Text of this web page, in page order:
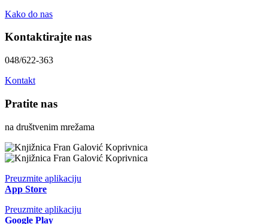
Kako do nas
Kontaktirajte nas
048/622-363
Kontakt
Pratite nas
na društvenim mrežama
Preuzmite aplikaciju
App Store
Preuzmite aplikaciju
Google Play